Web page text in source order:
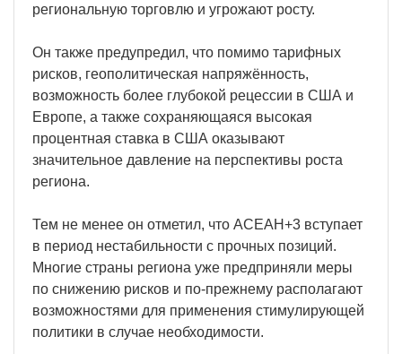
региональную торговлю и угрожают росту.
Он также предупредил, что помимо тарифных
рисков, геополитическая напряжённость,
возможность более глубокой рецессии в США и
Европе, а также сохраняющаяся высокая
процентная ставка в США оказывают
значительное давление на перспективы роста
региона.
Тем не менее он отметил, что АСЕАН+3 вступает
в период нестабильности с прочных позиций.
Многие страны региона уже предприняли меры
по снижению рисков и по-прежнему располагают
возможностями для применения стимулирующей
политики в случае необходимости.